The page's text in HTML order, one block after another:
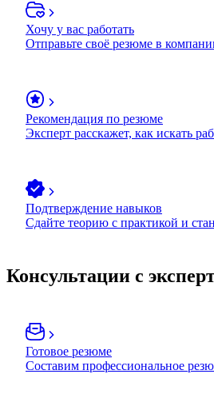
Хочу у вас работать
Отправьте своё резюме в
Рекомендация по резюме
Эксперт расскажет, как искать
Подтверждение навыков
Сдайте теорию с практикой и
Консультации с
Готовое резюме
Составим профессиональное